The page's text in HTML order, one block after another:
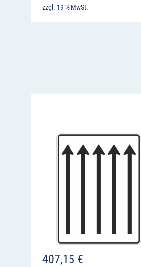
zzgl. 19 % MwSt.
407,15 €